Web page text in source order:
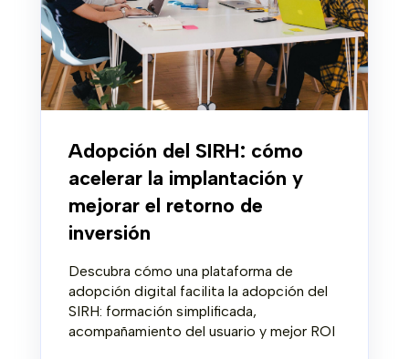
Adopción del SIRH: cómo
acelerar la implantación y
mejorar el retorno de
inversión
Descubra cómo una plataforma de
adopción digital facilita la adopción del
SIRH: formación simplificada,
acompañamiento del usuario y mejor ROI